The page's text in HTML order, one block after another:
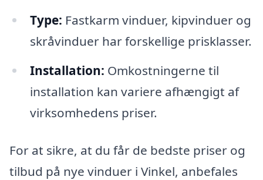
Type: Fastkarm vinduer, kipvinduer og
skråvinduer har forskellige prisklasser.
Installation: Omkostningerne til
installation kan variere afhængigt af
virksomhedens priser.
For at sikre, at du får de bedste priser og
tilbud på nye vinduer i Vinkel, anbefales